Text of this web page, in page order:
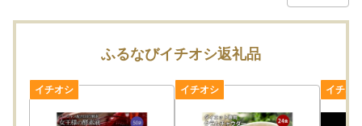
富岡市では便利なオンラインワンストップ申請「自治体マイ
ページ」を対応しています。
マイナンバーカードをコピーして添付したり、郵送する手間
がなくなり、すべてオンラインで申請が完結します。
「自治体マイページ」では、オンラインワンストップ特例申
ふるなびイチオシ返礼品